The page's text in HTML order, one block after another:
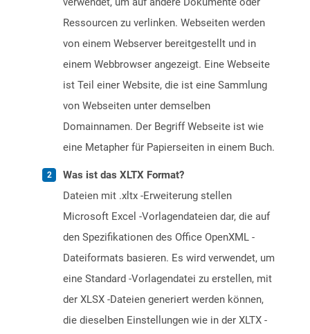
Ressourcen zu verlinken. Webseiten werden
von einem Webserver bereitgestellt und in
einem Webbrowser angezeigt. Eine Webseite
ist Teil einer Website, die ist eine Sammlung
von Webseiten unter demselben
Domainnamen. Der Begriff Webseite ist wie
eine Metapher für Papierseiten in einem Buch.
Was ist das XLTX Format?
Dateien mit .xltx -Erweiterung stellen
Microsoft Excel -Vorlagendateien dar, die auf
den Spezifikationen des Office OpenXML -
Dateiformats basieren. Es wird verwendet, um
eine Standard -Vorlagendatei zu erstellen, mit
der XLSX -Dateien generiert werden können,
die dieselben Einstellungen wie in der XLTX -